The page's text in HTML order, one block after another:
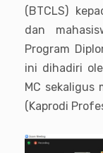
(BTCLS)
dan
Program
ini dihadiri
MC sekaligus
(Kaprodi